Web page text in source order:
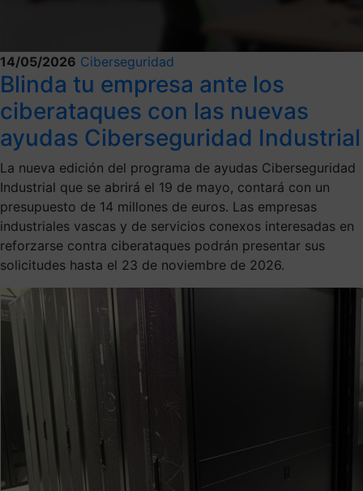
14/05/2026 Ciberseguridad
Blinda tu empresa ante los
ciberataques con las nuevas
ayudas Ciberseguridad Industrial
La nueva edición del programa de ayudas Ciberseguridad
Industrial que se abrirá el 19 de mayo, contará con un
presupuesto de 14 millones de euros. Las empresas
industriales vascas y de servicios conexos interesadas en
reforzarse contra ciberataques podrán presentar sus
solicitudes hasta el 23 de noviembre de 2026.